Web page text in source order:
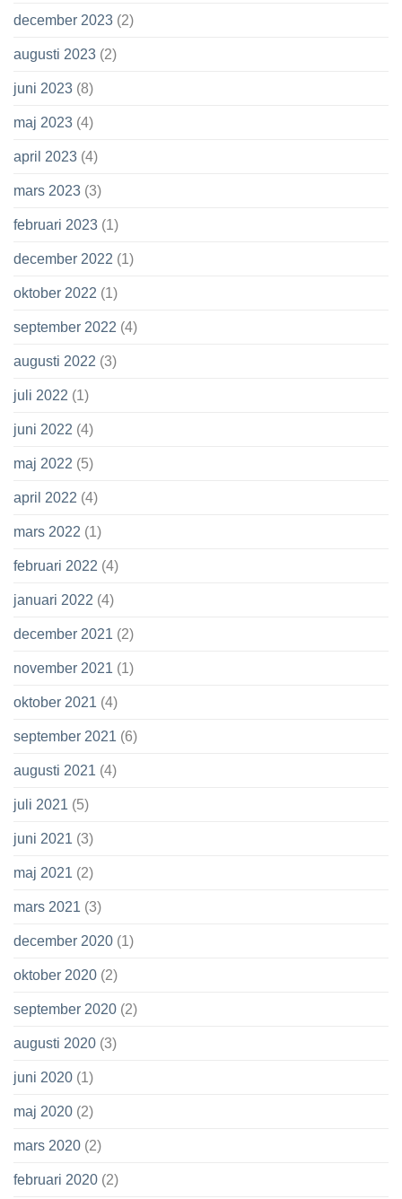
december 2023 (2)
augusti 2023 (2)
juni 2023 (8)
maj 2023 (4)
april 2023 (4)
mars 2023 (3)
februari 2023 (1)
december 2022 (1)
oktober 2022 (1)
september 2022 (4)
augusti 2022 (3)
juli 2022 (1)
juni 2022 (4)
maj 2022 (5)
april 2022 (4)
mars 2022 (1)
februari 2022 (4)
januari 2022 (4)
december 2021 (2)
november 2021 (1)
oktober 2021 (4)
september 2021 (6)
augusti 2021 (4)
juli 2021 (5)
juni 2021 (3)
maj 2021 (2)
mars 2021 (3)
december 2020 (1)
oktober 2020 (2)
september 2020 (2)
augusti 2020 (3)
juni 2020 (1)
maj 2020 (2)
mars 2020 (2)
februari 2020 (2)